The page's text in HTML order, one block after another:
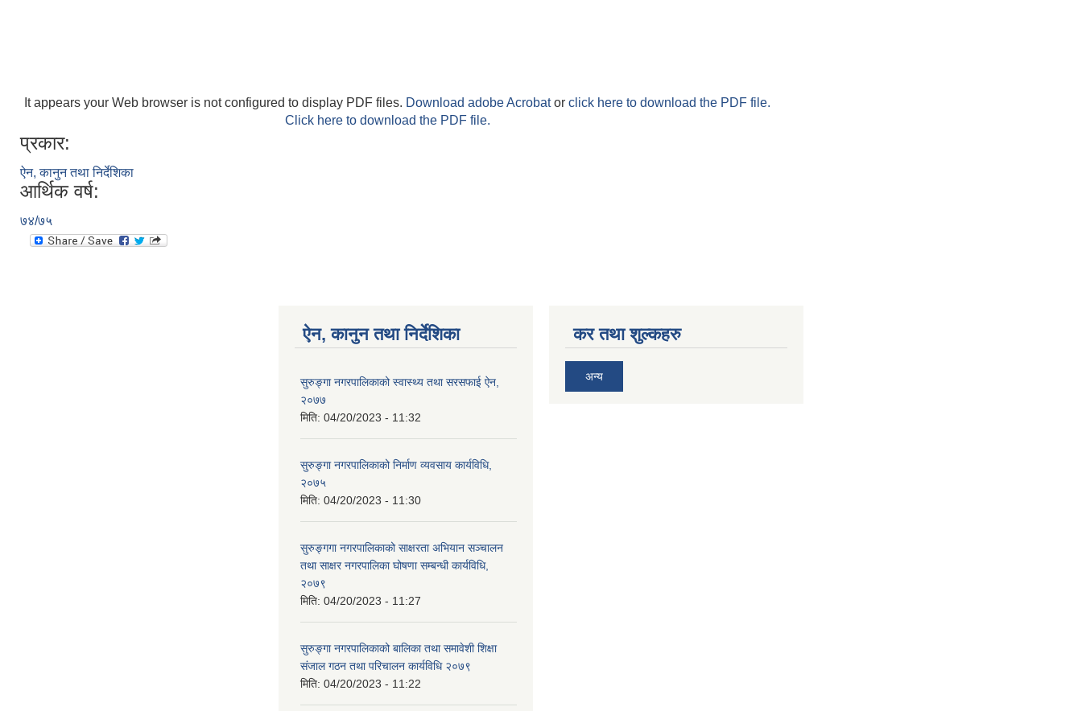
It appears your Web browser is not configured to display PDF files. Download adobe Acrobator click here to download the PDF file.
Click here to download the PDF file.
प्रकार:
ऐन, कानुन तथा निर्देशिका
आर्थिक वर्ष:
७४/७५
ऐन, कानुन तथा निर्देशिका
सुरुङ्गा नगरपालिकाको स्वास्थ्य तथा सरसफाई ऐन,
२०७७
मिति: 04/20/2023 - 11:32
सुरुङ्गा नगरपालिकाको निर्माण व्यवसाय कार्यविधि,
२०७५
मिति: 04/20/2023 - 11:30
सुरुङ्गगा नगरपालिकाको साक्षरता अभियान सञ्चालन
तथा साक्षर नगरपालिका घोषणा सम्बन्धी कार्यविधि,
२०७९
मिति: 04/20/2023 - 11:27
सुरुङ्गा नगरपालिकाको बालिका तथा समावेशी शिक्षा
संजाल गठन तथा परिचालन कार्यविधि २०७९
मिति: 04/20/2023 - 11:22
कर तथा शुल्कहरु
अन्य